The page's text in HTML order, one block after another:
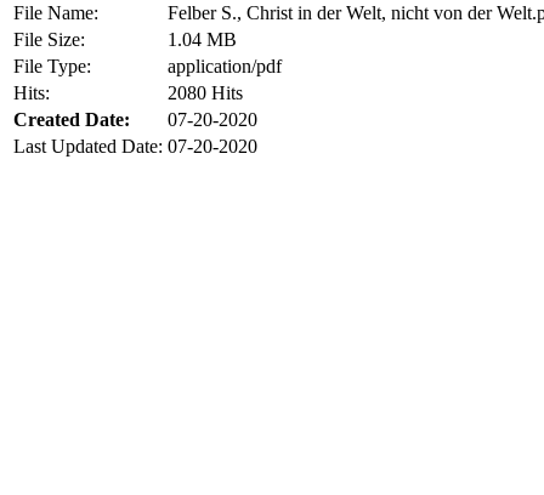
File Name:
Felber S., Christ in der Welt, nicht von der
File Size:
1.04 MB
File Type:
application/pdf
Hits:
2080 Hits
Created Date:
07-20-2020
Last Updated Date: 07-20-2020